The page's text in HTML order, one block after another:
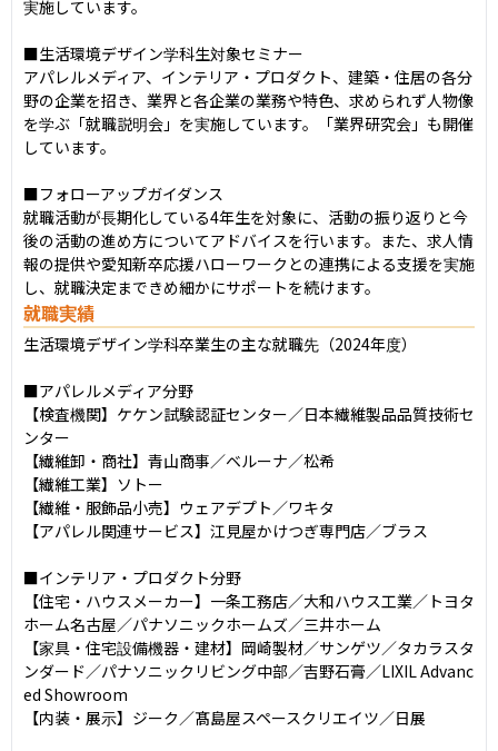
実施しています。
■生活環境デザイン学科生対象セミナー
アパレルメディア、インテリア・プロダクト、建築・住居の各分
野の企業を招き、業界と各企業の業務や特色、求められず人物像
を学ぶ「就職説明会」を実施しています。「業界研究会」も開催
しています。
■フォローアップガイダンス
就職活動が長期化している4年生を対象に、活動の振り返りと今
後の活動の進め方についてアドバイスを行います。また、求人情
報の提供や愛知新卒応援ハローワークとの連携による支援を実施
し、就職決定まできめ細かにサポートを続けます。
就職実績
生活環境デザイン学科卒業生の主な就職先（2024年度）
■アパレルメディア分野
【検査機関】ケケン試験認証センター／日本繊維製品品質技術セ
ンター
【繊維卸・商社】青山商事／ベルーナ／松希
【繊維工業】ソトー
【繊維・服飾品小売】ウェアデプト／ワキタ
【アパレル関連サービス】江見屋かけつぎ専門店／ブラス
■インテリア・プロダクト分野
【住宅・ハウスメーカー】一条工務店／大和ハウス工業／トヨタ
ホーム名古屋／パナソニックホームズ／三井ホーム
【家具・住宅設備機器・建材】岡崎製材／サンゲツ／タカラスタ
ンダード／パナソニックリビング中部／吉野石膏／LIXIL Advanc
ed Showroom
【内装・展示】ジーク／髙島屋スペースクリエイツ／日展